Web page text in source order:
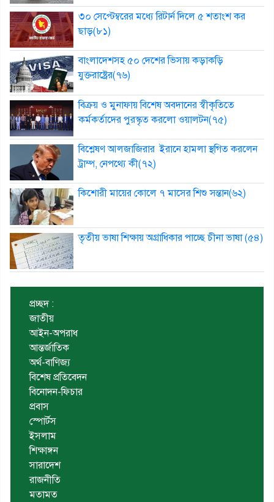
৩০ সেপ্টেম্বরের মধ্যে রিটার্ন দিলে ৫ শতাংশ কর
ছাড়(৮১)
বাংলাদেশসহ ৫০ দেশের ভিসায় কড়াকড়ি
যুক্তরাষ্ট্রের(৭৬)
বিক্রয় ও মুনাফায় বিশেষ অবদানের স্বীকৃতিতে
কর্মকর্তাদের পুরস্কৃত করলো ওয়ালটন(৭৫)
বিশ্লেষণ আলজাজিরার ইরানে হামলা স্থগিত করলেন
ট্রাম্প, নেপথ্যে কী(৭২)
কিশোরী মায়ের কোলে ৭ মাসের শিশু সন্তান(৬২)
তৃতীয় ভাষা শিক্ষায় অগ্রাধিকার পাচ্ছে চীনা ভাষা (৫৪)
প্রচ্ছদ :
জাতীয়
আইন-অপরাধ
আন্তর্জাতিক
অর্থ-বাণিজ্য
বিশেষ প্রতিবেদন
বিনোদন-ফিচার
প্রবাস
স্পোর্টস
ইসলাম
শিক্ষাঙ্গন
সারাদেশ
রাজনীতি
মতামত